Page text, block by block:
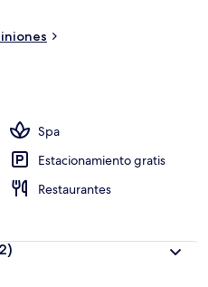
Spa
Estacionamiento gratis
Restaurantes